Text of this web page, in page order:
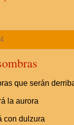
que serán
la aurora
con dulzura